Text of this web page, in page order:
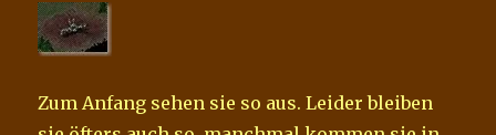
Zum Anfang sehen sie so aus. Leider bleiben